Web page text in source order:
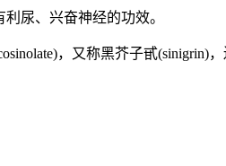
尿、兴奋神经的功效。
，又称黑芥子甙(sinigrin)